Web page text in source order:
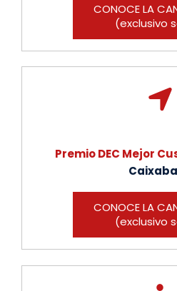
CONOCE LA
(exclusivo
Premio DEC Mejor
CONOCE LA
(exclusivo